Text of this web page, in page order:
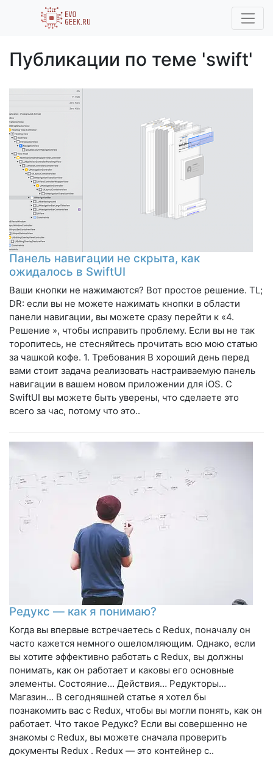
Публикации по теме 'swift'
Панель навигации не скрыта, как
ожидалось в SwiftUI
Ваши кнопки не нажимаются? Вот простое решение. TL;
DR: если вы не можете нажимать кнопки в области
панели навигации, вы можете сразу перейти к «4.
Решение », чтобы исправить проблему. Если вы не так
торопитесь, не стесняйтесь прочитать всю мою статью
за чашкой кофе. 1. Требования В хороший день перед
вами стоит задача реализовать настраиваемую панель
навигации в вашем новом приложении для iOS. С
SwiftUI вы можете быть уверены, что сделаете это
всего за час, потому что это..
Редукс — как я понимаю?
Когда вы впервые встречаетесь с Redux, поначалу он
часто кажется немного ошеломляющим. Однако, если
вы хотите эффективно работать с Redux, вы должны
понимать, как он работает и каковы его основные
элементы. Состояние… Действия… Редукторы…
Магазин… В сегодняшней статье я хотел бы
познакомить вас с Redux, чтобы вы могли понять, как он
работает. Что такое Редукс? Если вы совершенно не
знакомы с Redux, вы можете сначала проверить
документы Redux . Redux — это контейнер с..